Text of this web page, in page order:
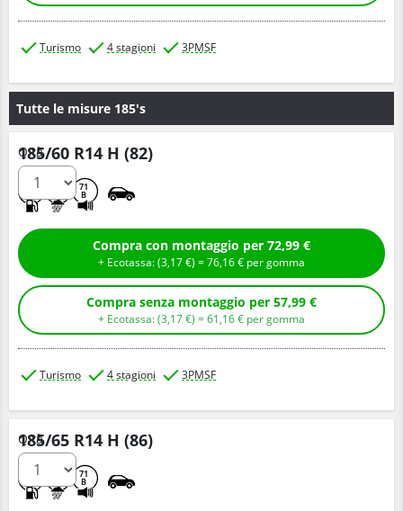
Turismo 4 stagioni 3PMSF
Tutte le misure 185's
185/60 R14 H (82)
71
B
Q.tà
Compra con montaggio per 72,99 €
+ Ecotassa: (3,17€ ) =76,16€ per gomma
Compra senza montaggio per 57,99 €
+ Ecotassa: (3,17€ ) =61,16€ per gomma
Turismo 4 stagioni 3PMSF
185/65 R14 H (86)
71
B
Q.tà